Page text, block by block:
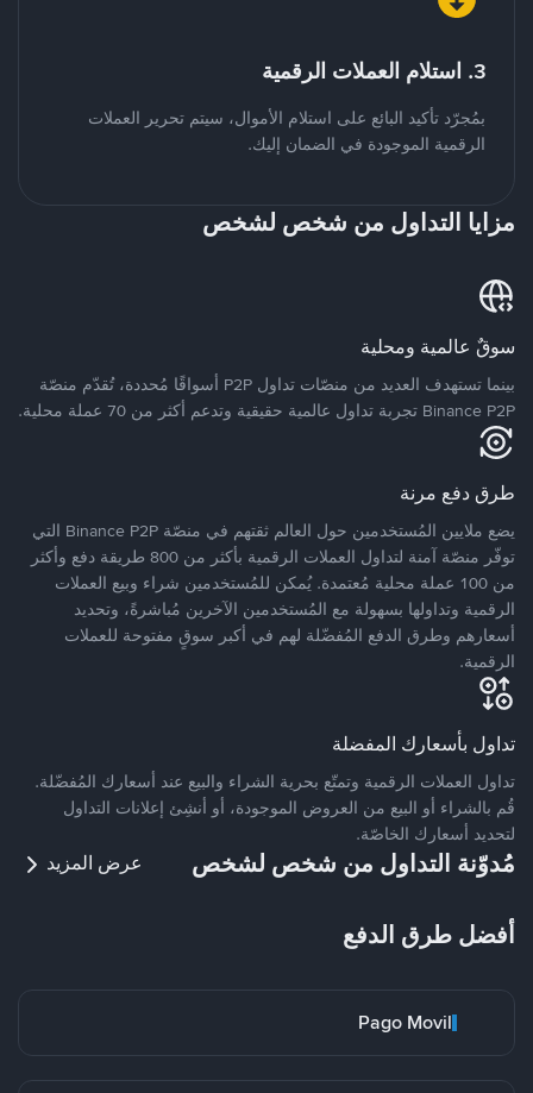
3. استلام العملات الرقمية
بمُجرّد تأكيد البائع على استلام الأموال، سيتم تحرير العملات
الرقمية الموجودة في الضمان إليك.
مزايا التداول من شخص لشخص
سوقٌ عالمية ومحلية
بينما تستهدف العديد من منصّات تداول P2P أسواقًا مُحددة، تُقدّم منصّة
Binance P2P تجربة تداول عالمية حقيقية وتدعم أكثر من 70 عملة محلية.
طرق دفع مرنة
يضع ملايين المُستخدمين حول العالم ثقتهم في منصّة Binance P2P التي
توفّر منصّة آمنة لتداول العملات الرقمية بأكثر من 800 طريقة دفع وأكثر
من 100 عملة محلية مُعتمدة. يُمكن للمُستخدمين شراء وبيع العملات
الرقمية وتداولها بسهولة مع المُستخدمين الآخرين مُباشرةً، وتحديد
أسعارهم وطرق الدفع المُفضّلة لهم في أكبر سوقٍ مفتوحة للعملات
الرقمية.
تداول بأسعارك المفضلة
تداول العملات الرقمية وتمتّع بحرية الشراء والبيع عند أسعارك المُفضّلة.
قُم بالشراء أو البيع من العروض الموجودة، أو أنشِئ إعلانات التداول
لتحديد أسعارك الخاصّة.
مُدوّنة التداول من شخص لشخص عرض المزيد
أفضل طرق الدفع
Pago Movil